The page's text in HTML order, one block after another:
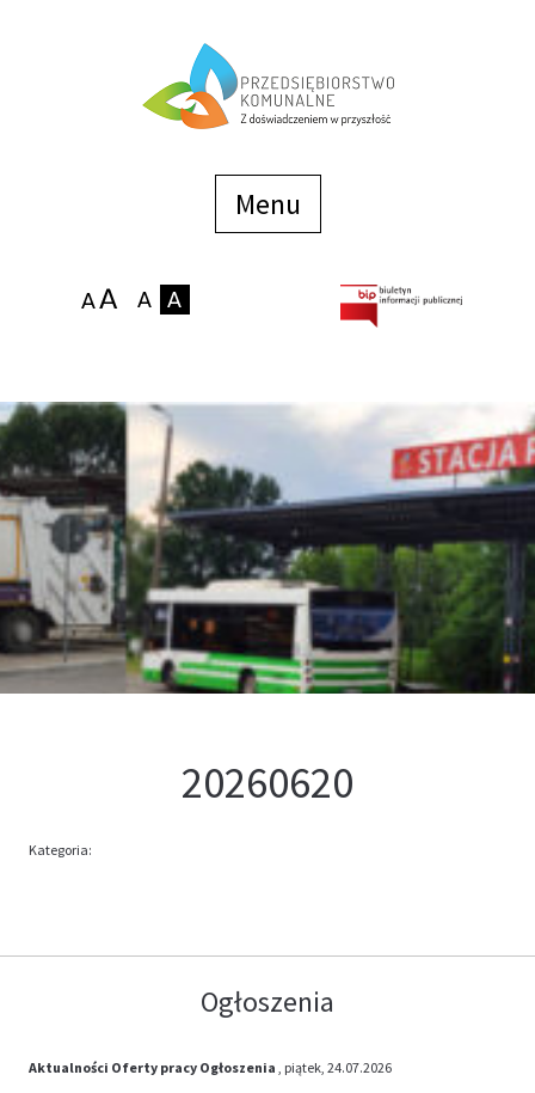
Menu
Zakłady
Podaj stan wodomierza
Kontakt
Oferta
20260620
Kategoria:
Ogłoszenia
Aktualności Oferty pracy Ogłoszenia , piątek, 24.07.2026